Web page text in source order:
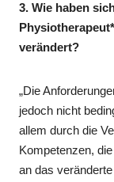
3. Wie haben
verändert?
„Die
jedoch nicht
allem durch die
Kompetenzen,
an das